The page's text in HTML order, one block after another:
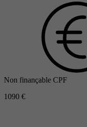
Non finançable CPF
1090 €